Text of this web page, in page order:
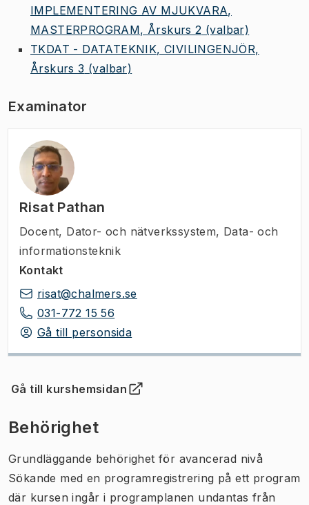
IMPLEMENTERING AV MJUKVARA,
MASTERPROGRAM, Årskurs 2 (valbar)
TKDAT - DATATEKNIK, CIVILINGENJÖR,
Årskurs 3 (valbar)
Examinator
Risat Pathan
Docent, Dator- och nätverkssystem, Data- och
informationsteknik
Kontakt
risat@chalmers.se
031-772 15 56
Gå till personsida
Gå till kurshemsidan
(Öppnas i ny flik)
Behörighet
Grundläggande behörighet för avancerad nivå
Sökande med en programregistrering på ett program
där kursen ingår i programplanen undantas från